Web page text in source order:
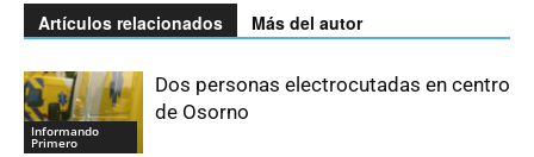
Artículos relacionados Más del autor
Informando
Primero
Dos personas electrocutadas en centro
de Osorno